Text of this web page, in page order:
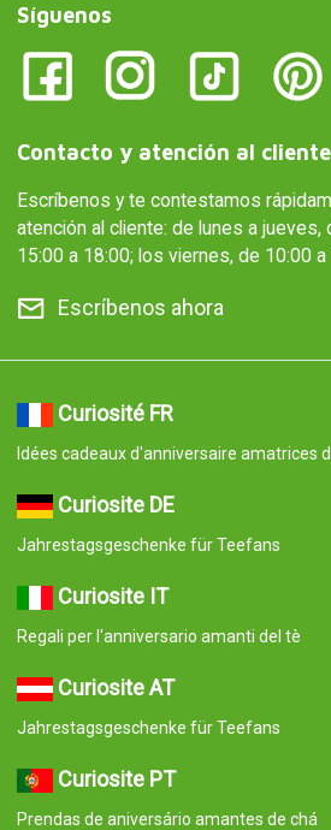
Síguenos
Contacto y atención al cliente
Escríbenos y te contestamos
atención al cliente: de lunes a jueves,
15:00 a 18:00; los viernes, de 10:00 a
Escríbenos ahora
Curiosité FR
Idées cadeaux d'anniversaire amatrices
Curiosite DE
Jahrestagsgeschenke für Teefans
Curiosite IT
Regali per l'anniversario amanti del tè
Curiosite AT
Jahrestagsgeschenke für Teefans
Curiosite PT
Prendas de aniversário amantes de chá